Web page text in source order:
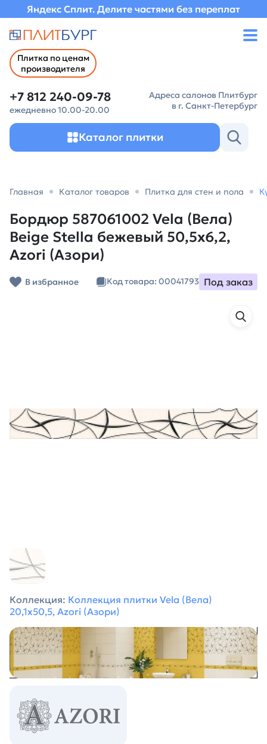
Яндекс Сплит. Делите частями без переплат
Плитка по ценам
производителя
+7 812 240-09-78
ежедневно 10.00-20.00
Адреса салонов Плитбург
в г. Санкт-Петербург
Каталог плитки
Главная Каталог товаров Плитка для стен и пола
Бордюр 587061002 Vela (Вела)
Beige Stella бежевый 50,5х6,2,
Azori (Азори)
В избранное Код товара: 00041793 Под заказ
Коллекция: Коллекция плитки Vela (Вела)
20,1х50,5, Azori (Азори)